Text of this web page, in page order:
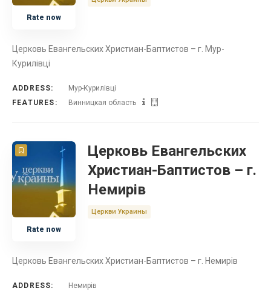
Rate now
Церковь Евангельских Христиан-Баптистов – г. Мур-
Курилівці
ADDRESS:
Мур-Курилівці
FEATURES:
Винницкая область
Rate now
Церковь Евангельских
Христиан-Баптистов – г.
Немирів
Церкви Украины
Церковь Евангельских Христиан-Баптистов – г. Немирів
ADDRESS:
Немирів